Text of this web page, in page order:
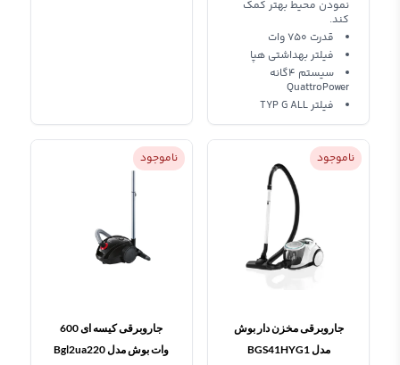
نمودن محیط بهتر کمک
کند.
قدرت 750 وات
فیلتر بهداشتی هپا
سیستم 4گانه
QuattroPower
فیلتر TYP G ALL
ناموجود
جاروبرقی مخزن دار بوش
مدل BGS41HYG1
ناموجود
جاروبرقی کیسه ای 600
وات بوش مدل Bgl2ua220